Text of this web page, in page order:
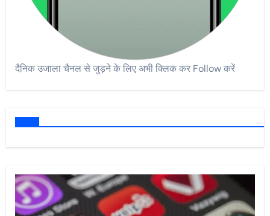
दैनिक उजाला चैनल से जुड़ने के लिए अभी क्लिक कर Follow करें